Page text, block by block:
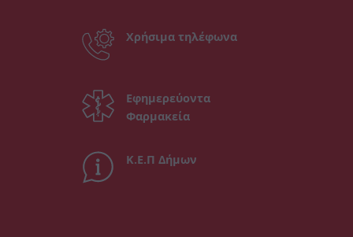
Χρήσιμα τηλέφωνα
Εφημερεύοντα
Φαρμακεία
Κ.Ε.Π Δήμων